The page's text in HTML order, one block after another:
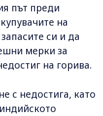
път преди
на
си и да
мерки за
на горива.
с недостига, като